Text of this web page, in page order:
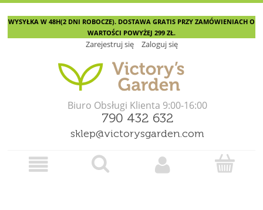
WYSYŁKA W 48H(2 DNI ROBOCZE). DOSTAWA GRATIS PRZY ZAMÓWIENIACH O
WARTOŚCI POWYŻEJ 299 ZŁ.
Zarejestruj się Zaloguj się
Biuro Obsługi Klienta 9:00-16:00
790 432 632
sklep@victorysgarden.com